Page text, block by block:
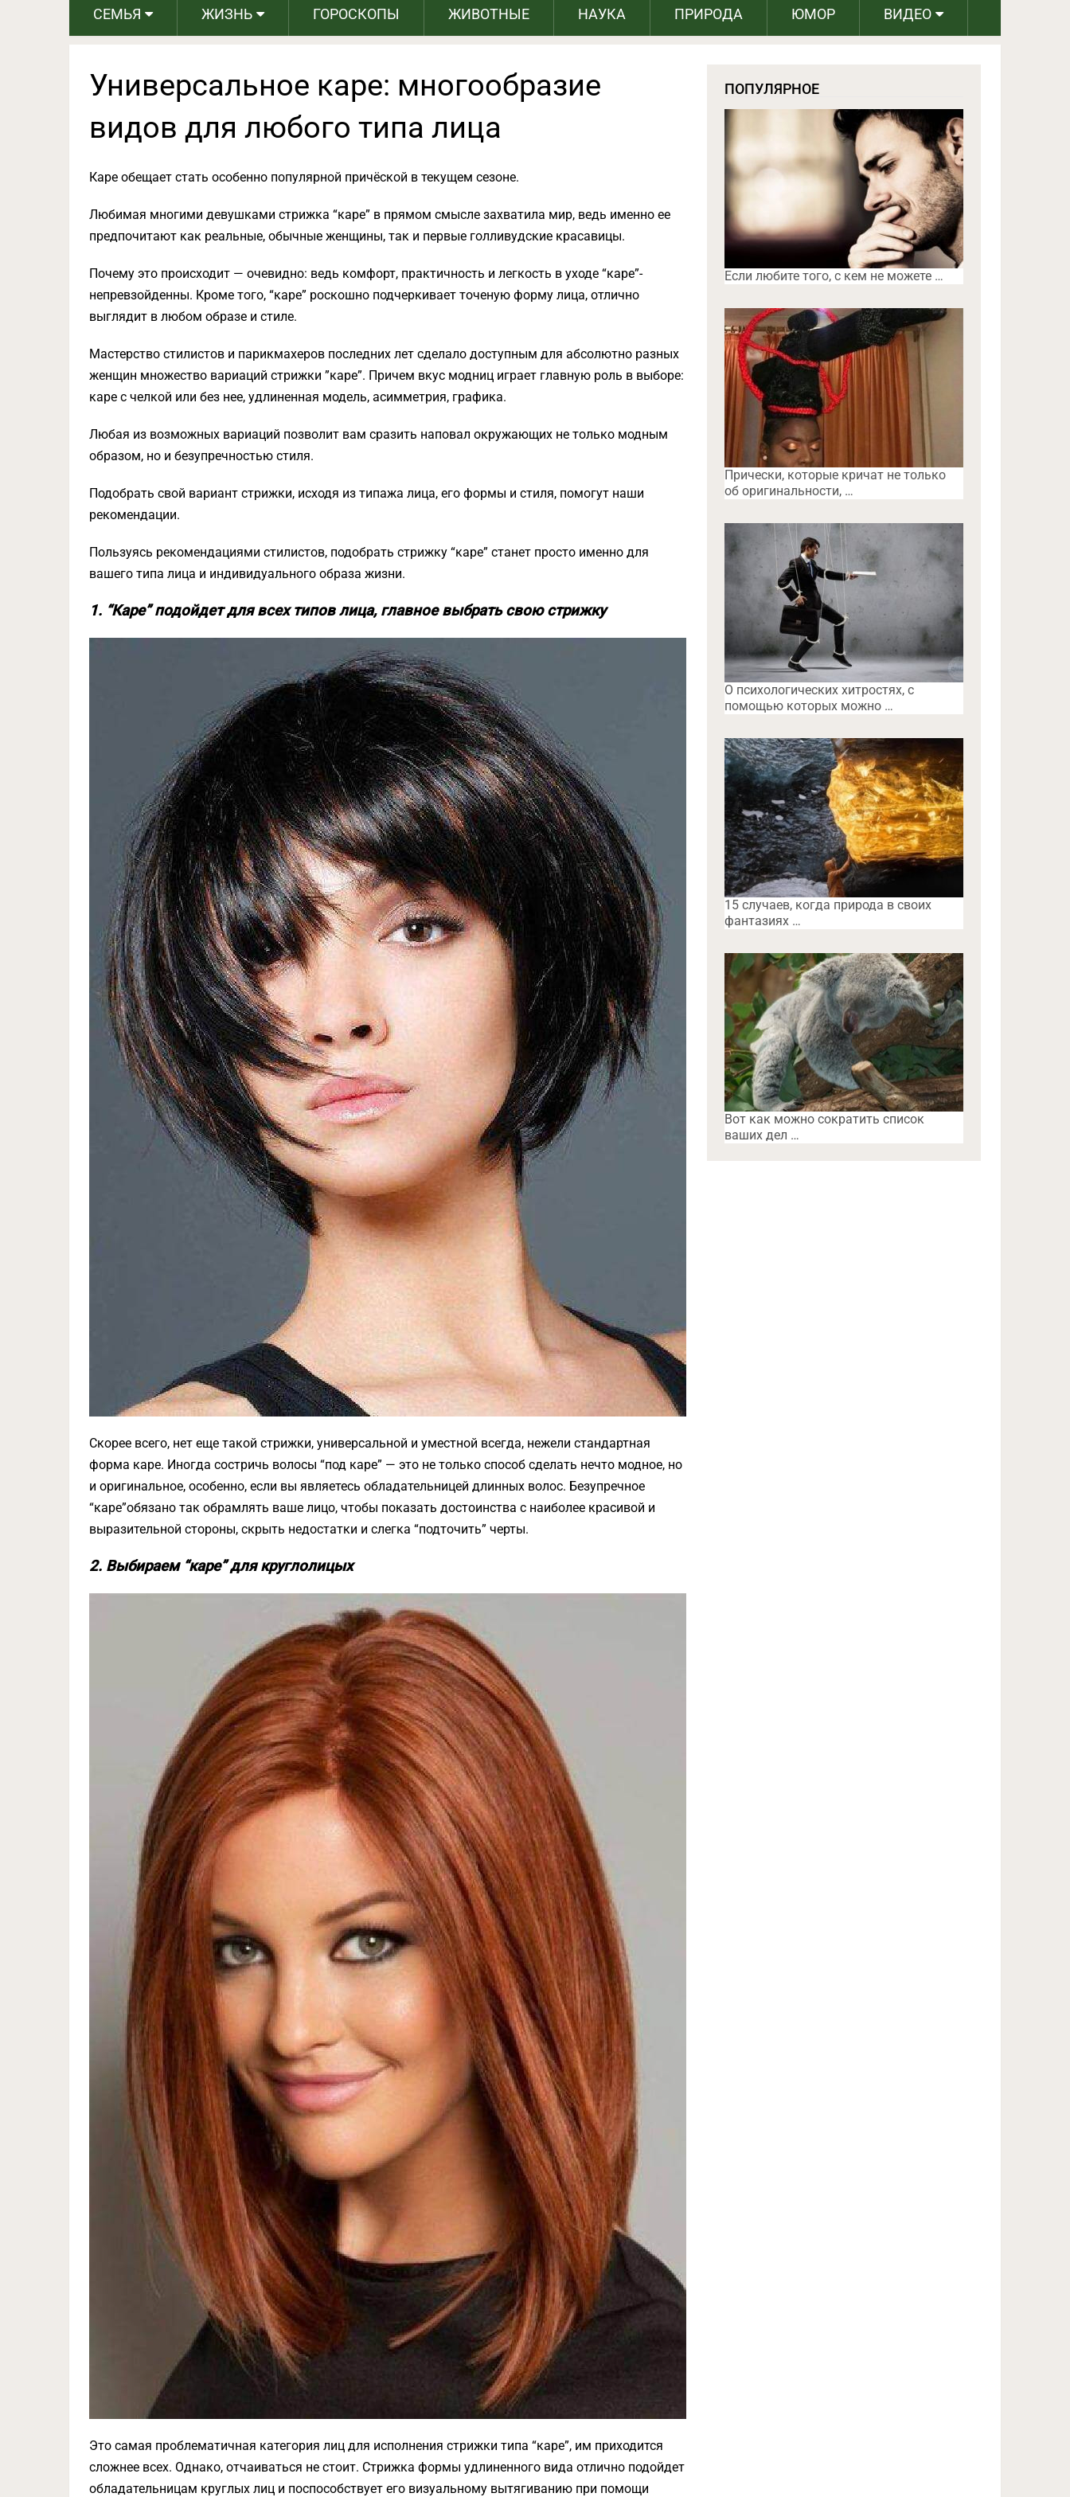
СЕМЬЯ ЖИЗНЬ ГОРОСКОПЫ ЖИВОТНЫЕ НАУКА ПРИРОДА ЮМОР ВИДЕО
Универсальное каре: многообразие
видов для любого типа лица
Каре обещает стать особенно популярной причёской в текущем сезоне.
Любимая многими девушками стрижка “каре” в прямом смысле захватила мир, ведь именно ее
предпочитают как реальные, обычные женщины, так и первые голливудские красавицы.
Почему это происходит — очевидно: ведь комфорт, практичность и легкость в уходе “каре”-
непревзойденны. Кроме того, “каре” роскошно подчеркивает точеную форму лица, отлично
выглядит в любом образе и стиле.
Мастерство стилистов и парикмахеров последних лет сделало доступным для абсолютно разных
женщин множество вариаций стрижки ”каре”. Причем вкус модниц играет главную роль в выборе:
каре с челкой или без нее, удлиненная модель, асимметрия, графика.
Любая из возможных вариаций позволит вам сразить наповал окружающих не только модным
образом, но и безупречностью стиля.
Подобрать свой вариант стрижки, исходя из типажа лица, его формы и стиля, помогут наши
рекомендации.
Пользуясь рекомендациями стилистов, подобрать стрижку “каре” станет просто именно для
вашего типа лица и индивидуального образа жизни.
1. “Каре” подойдет для всех типов лица, главное выбрать свою стрижку
Скорее всего, нет еще такой стрижки, универсальной и уместной всегда, нежели стандартная
форма каре. Иногда состричь волосы “под каре” — это не только способ сделать нечто модное, но
и оригинальное, особенно, если вы являетесь обладательницей длинных волос. Безупречное
“каре”обязано так обрамлять ваше лицо, чтобы показать достоинства с наиболее красивой и
выразительной стороны, скрыть недостатки и слегка “подточить” черты.
2. Выбираем “каре” для круглолицых
Это самая проблематичная категория лиц для исполнения стрижки типа “каре”, им приходится
сложнее всех. Однако, отчаиваться не стоит. Стрижка формы удлиненного вида отлично подойдет
обладательницам круглых лиц и поспособствует его визуальному вытягиванию при помощи
ПОПУЛЯРНОЕ
Если любите того, с кем не можете …
Прически, которые кричат не только
об оригинальности, …
O психологических хитростях, с
помощью которых можно …
15 случаев, когда природа в своих
фантазиях …
Вот как можно сократить список
ваших дел …